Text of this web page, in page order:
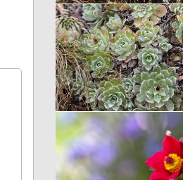
Lis maritime
Saxifrage paniculée